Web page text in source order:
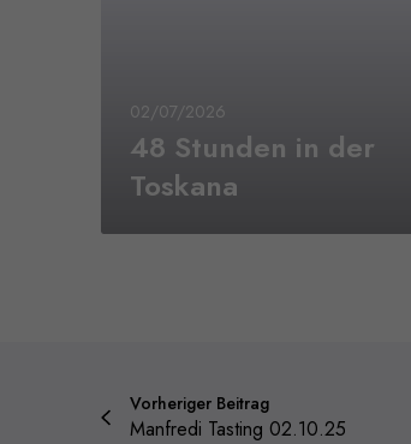
02/07/2026
48 Stunden in der
Toskana
Vorheriger Beitrag
Manfredi Tasting 02.10.25